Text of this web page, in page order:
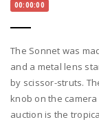
00:00:00
The Sonnet was
and a metal lens
by scissor-struts.
knob on the
auction is the